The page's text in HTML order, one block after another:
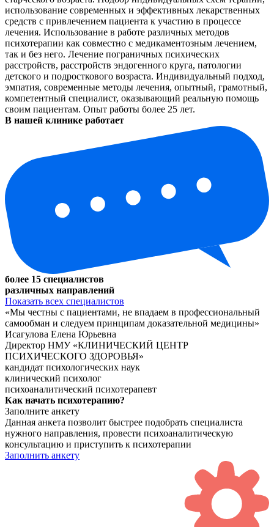
использование современных и эффективных лекарственных
средств с привлечением пациента к участию в процессе
лечения. Использование в работе различных методов
психотерапии как совместно с медикаментозным лечением,
так и без него. Лечение пограничных психических
расстройств, расстройств эндогенного круга, патологии
детского и подросткового возраста. Индивидуальный подход,
эмпатия, современные методы лечения, опытный, грамотный,
компетентный специалист, оказывающий реальную помощь
своим пациентам. Опыт работы более 25 лет.
В нашей клинике работает
более 15 специалистов
различных направлений
Показать всех специалистов
«‎Мы честны с пациентами, не впадаем в профессиональный
самообман и следуем принципам доказательной медицины»‎
Исагулова Елена Юрьевна
Директор НМУ «КЛИНИЧЕСКИЙ ЦЕНТР
ПСИХИЧЕСКОГО ЗДОРОВЬЯ»
кандидат психологических наук
клинический психолог
психоаналитический психотерапевт
Как начать психотерапию?
Заполните анкету
Данная анкета позволит быстрее подобрать специалиста
нужного направления, провести психоаналитическую
консультацию и приступить к психотерапии
Заполнить анкету